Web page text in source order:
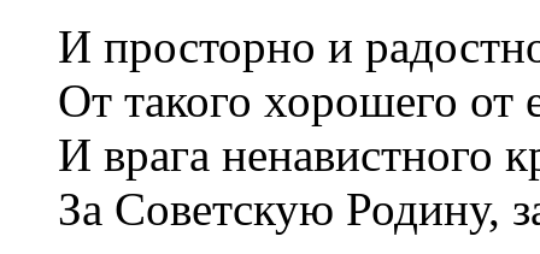
И просторно и
От такого хорошего от
И врага ненавистного
За Советскую Родину,